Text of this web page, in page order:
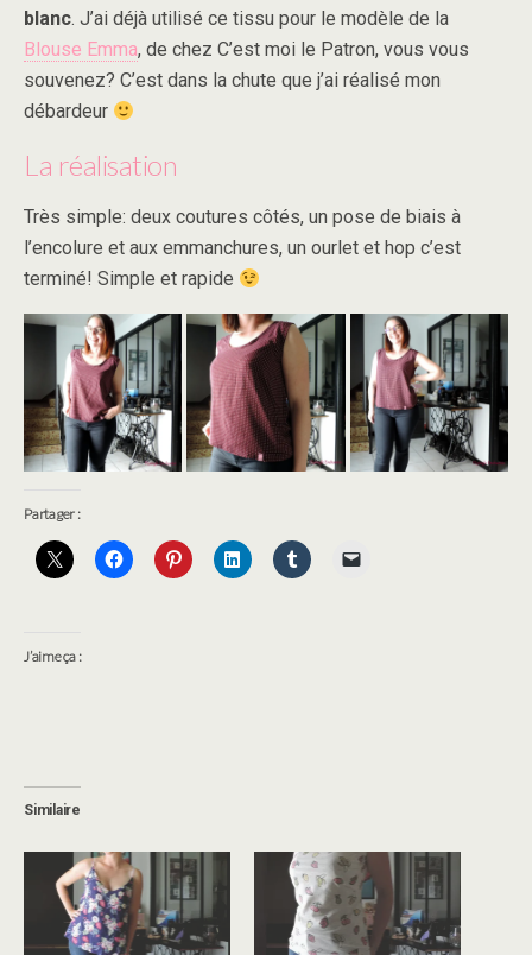
blanc. J’ai déjà utilisé ce tissu pour le modèle de la
Blouse Emma, de chez C’est moi le Patron, vous vous
souvenez? C’est dans la chute que j’ai réalisé mon
débardeur
La réalisation
Très simple: deux coutures côtés, un pose de biais à
l’encolure et aux emmanchures, un ourlet et hop c’est
terminé! Simple et rapide
Partager :
J’aime ça :
Similaire